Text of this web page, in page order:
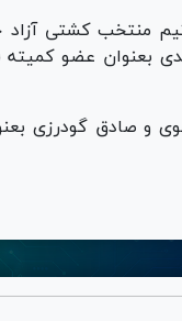
منتخب کشتی آزاد
بعنوان عضو
و صادق گودرزی